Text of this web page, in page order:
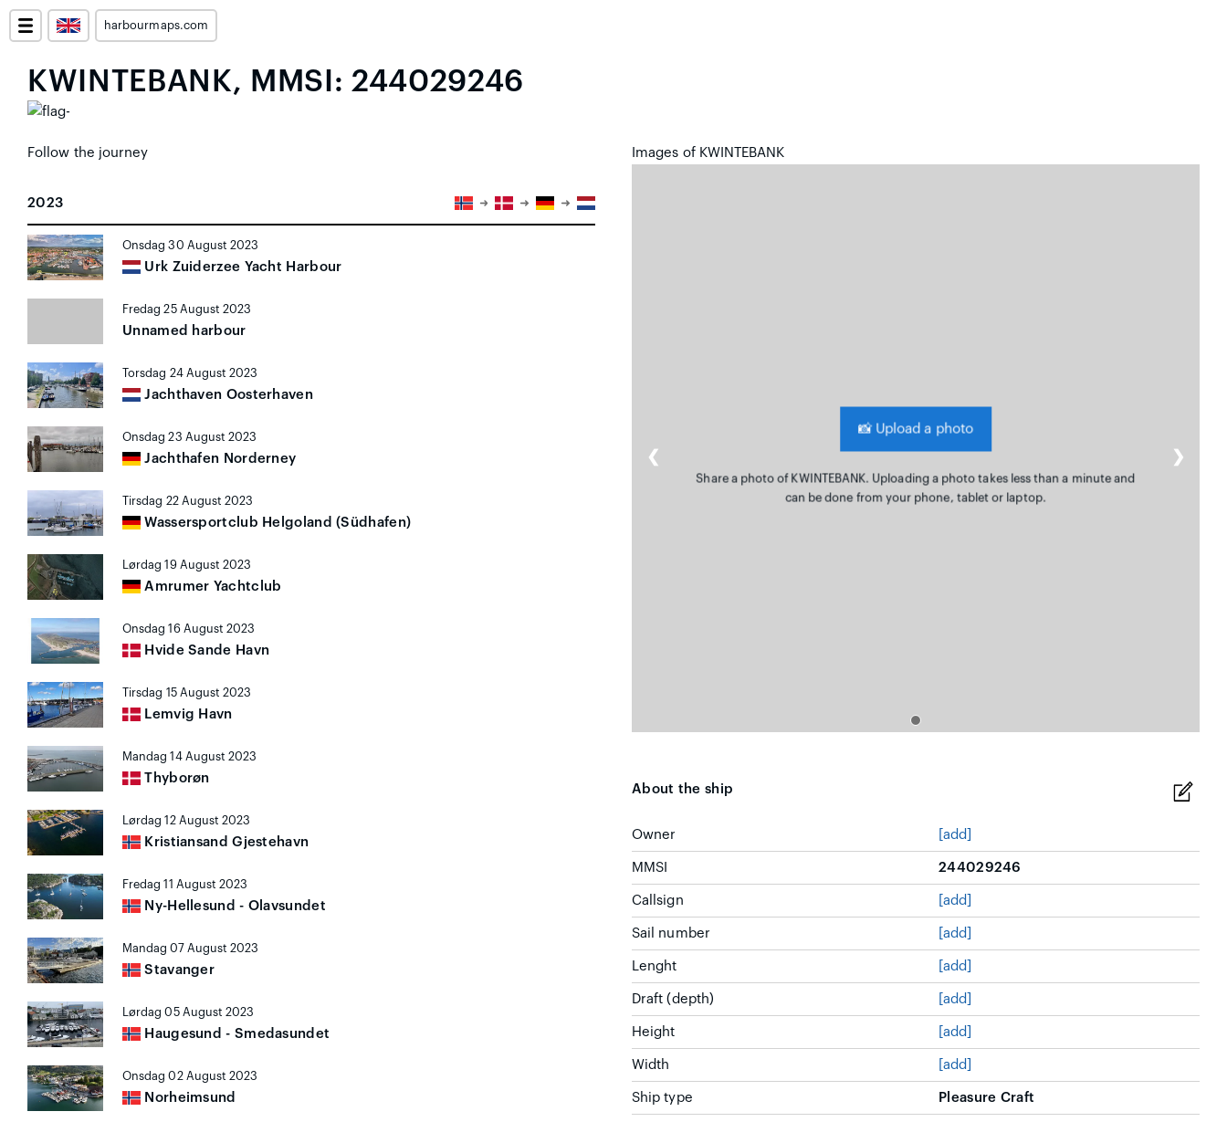
harbourmaps.com
KWINTEBANK, MMSI: 244029246
Follow the journey
2023
Onsdag 30 August 2023
Urk Zuiderzee Yacht Harbour
Fredag 25 August 2023
Unnamed harbour
Torsdag 24 August 2023
Jachthaven Oosterhaven
Onsdag 23 August 2023
Jachthafen Norderney
Tirsdag 22 August 2023
Wassersportclub Helgoland (Südhafen)
Lørdag 19 August 2023
Amrumer Yachtclub
Onsdag 16 August 2023
Hvide Sande Havn
Tirsdag 15 August 2023
Lemvig Havn
Mandag 14 August 2023
Thyborøn
Lørdag 12 August 2023
Kristiansand Gjestehavn
Fredag 11 August 2023
Ny-Hellesund - Olavsundet
Mandag 07 August 2023
Stavanger
Lørdag 05 August 2023
Haugesund - Smedasundet
Onsdag 02 August 2023
Norheimsund
Images of KWINTEBANK
📸Upload a photo
Share a photo of KWINTEBANK. Uploading a photo takes less than a minute and
can be done from your phone, tablet or laptop.
❮ ❯
About the ship
Owner [add]
MMSI 244029246
Callsign [add]
Sail number [add]
Lenght [add]
Draft (depth) [add]
Height [add]
Width [add]
Ship type Pleasure Craft